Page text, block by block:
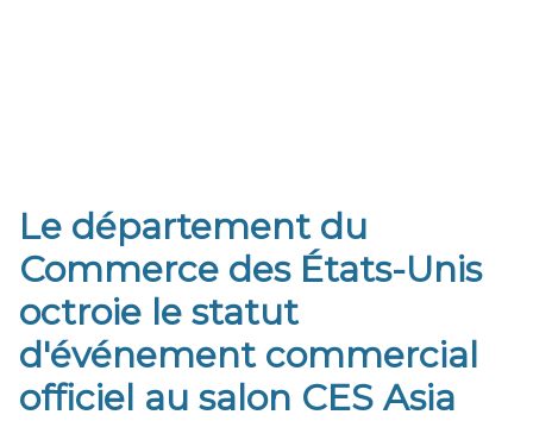
Le département du
Commerce des États-Unis
octroie le statut
d'événement commercial
officiel au salon CES Asia